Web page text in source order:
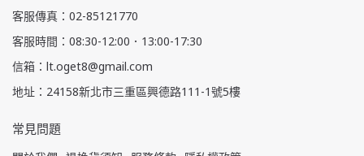
客服傳真：02-85121770
客服時間：08:30-12:00．13:00-17:30
信箱：lt.oget8@gmail.com
地址：24158新北市三重區興德路111-1號5樓
常見問題